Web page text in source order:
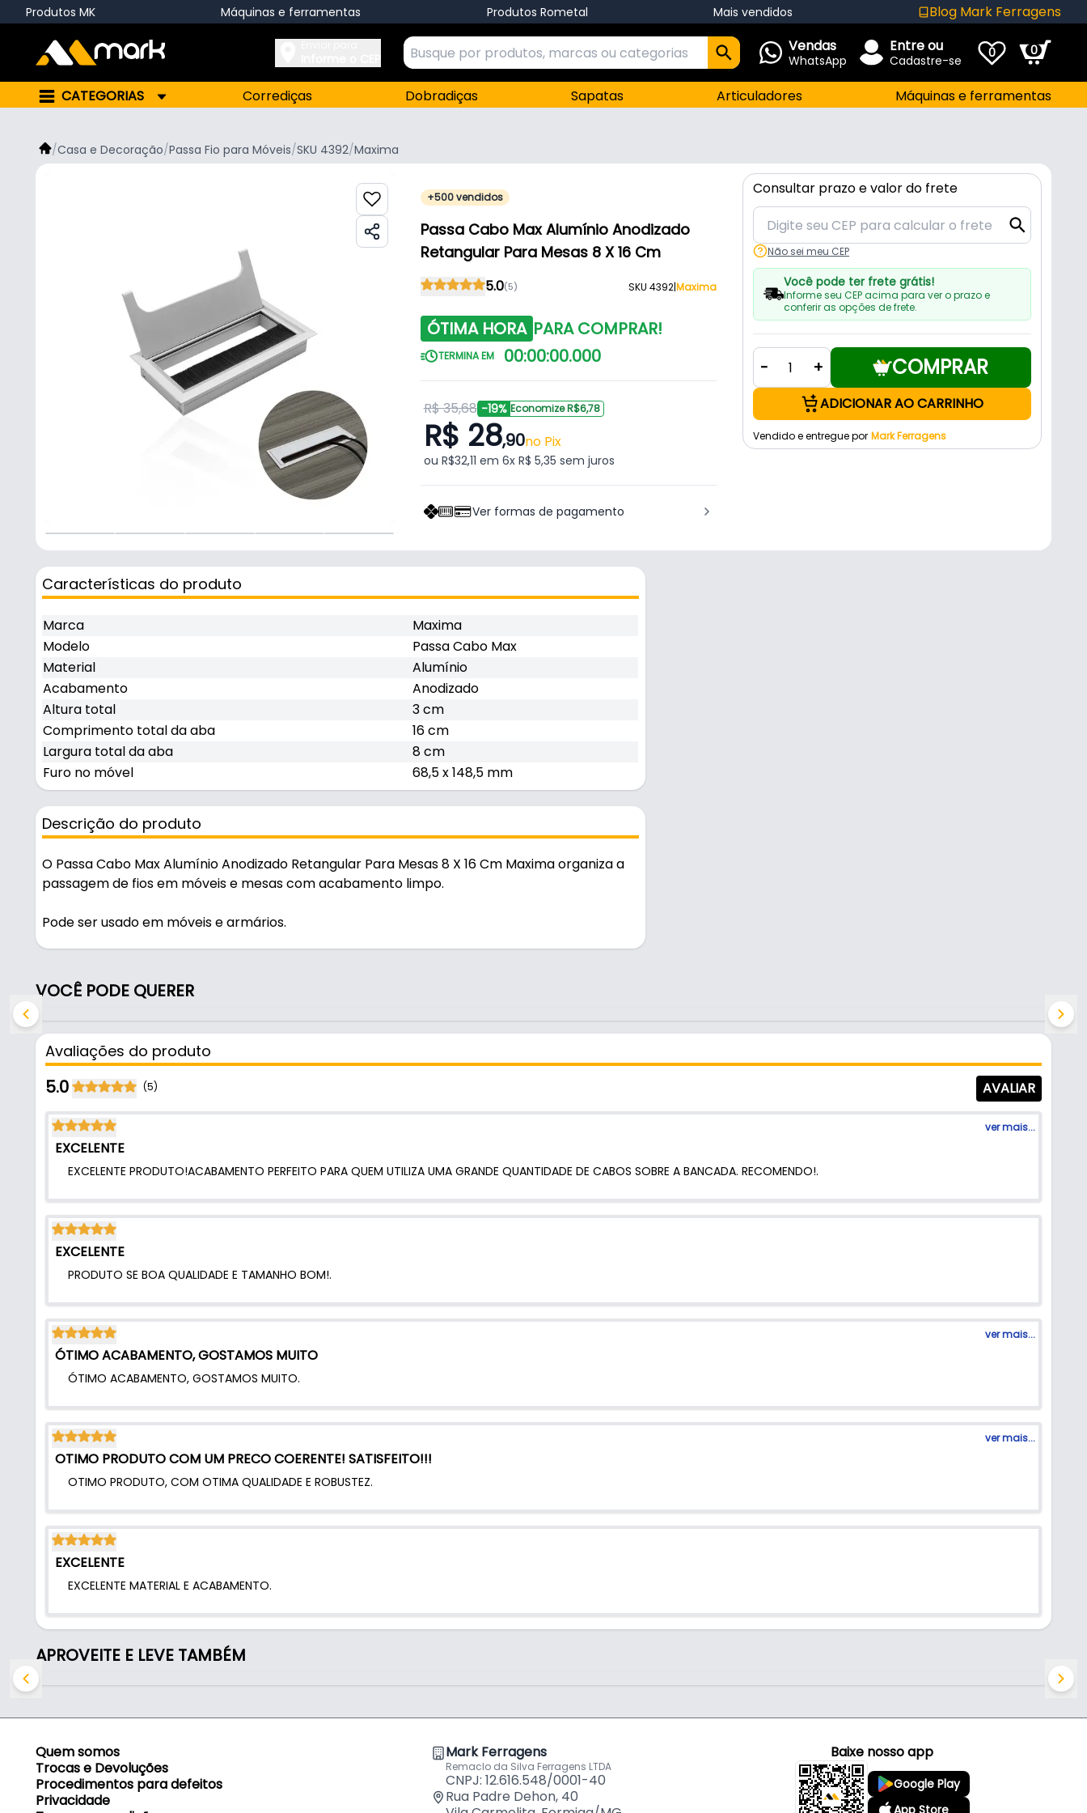
Produtos MK Máquinas e ferramentas Produtos Rometal Mais vendidos Blog Mark Ferragens
Vendas
WhatsApp
Entre ou
Cadastre-se 0 0
CATEGORIAS Corrediças Dobradiças Sapatas Articuladores Máquinas e ferramentas
/Casa e Decoração/Passa Fio para Móveis/SKU 4392/Maxima
+500 vendidos
Passa Cabo Max Alumínio Anodizado
Retangular Para Mesas 8 X 16 Cm
5.0(5) SKU 4392|Maxima
ÓTIMA HORA PARA COMPRAR!
TERMINA EM 00:00:00.000
R$ 35,68 -19% Economize R$6,78
R$ 28,90no Pix
ou R$32,11 em 6x R$ 5,35 sem juros
Ver formas de pagamento
Consultar prazo e valor do frete
Não sei meu CEP
Você pode ter frete grátis!
Informe seu CEP acima para ver o prazo e
conferir as opções de frete.
- + COMPRAR
ADICIONAR AO CARRINHO
Vendido e entregue por Mark Ferragens
Características do produto
Marca
Maxima
Modelo
Passa Cabo Max
Material
Alumínio
Acabamento
Anodizado
Altura total
3 cm
Comprimento total da aba
16 cm
Largura total da aba
8 cm
Furo no móvel
68,5 x 148,5 mm
Descrição do produto
O Passa Cabo Max Alumínio Anodizado Retangular Para Mesas 8 X 16 Cm Maxima organiza a
passagem de fios em móveis e mesas com acabamento limpo.
Pode ser usado em móveis e armários.
Características:
- Modelo: Passa Cabo Max
- Material: Alumínio
- Acabamento: Anodizado
- Altura total: 3 cm
- Comprimento total da aba: 16 cm
- Largura total da aba: 8 cm
- Furo no móvel: 68,5 x 148,5 mm
VOCÊ PODE QUERER
Avaliações do produto
5.0 (5) AVALIAR
ver mais...
EXCELENTE
EXCELENTE PRODUTO!ACABAMENTO PERFEITO PARA QUEM UTILIZA UMA GRANDE QUANTIDADE DE CABOS SOBRE A BANCADA. RECOMENDO!.
EXCELENTE
PRODUTO SE BOA QUALIDADE E TAMANHO BOM!.
ver mais...
ÓTIMO ACABAMENTO, GOSTAMOS MUITO
ÓTIMO ACABAMENTO, GOSTAMOS MUITO.
ver mais...
OTIMO PRODUTO COM UM PRECO COERENTE! SATISFEITO!!!
OTIMO PRODUTO, COM OTIMA QUALIDADE E ROBUSTEZ.
EXCELENTE
EXCELENTE MATERIAL E ACABAMENTO.
APROVEITE E LEVE TAMBÉM
Quem somos
Trocas e Devoluções
Procedimentos para defeitos
Privacidade
Mark Ferragens
Remaclo da Silva Ferragens LTDA
CNPJ: 12.616.548/0001-40
Rua Padre Dehon, 40
Baixe nosso app
Google Play
App Store